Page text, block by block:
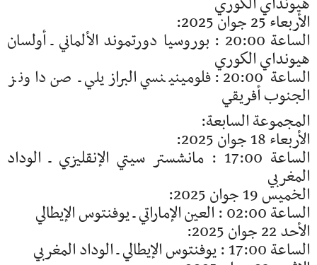
الأربعاء 25 جوان 2025:
الساعة 20:00 : بوروسيا دورتموند الألماني ـ أولسان
هيونداي الكوري
الساعة 20:00 : فلومينينسي البرازيلي ـ صن داونز
الجنوب أفريقي
المجموعة السابعة:
الأربعاء 18 جوان 2025:
الساعة 17:00 : مانشستر سيتي الإنقليزي ـ الوداد
المغربي
الخميس 19 جوان 2025:
الساعة 02:00 : العين الإماراتي ـ يوفنتوس الإيطالي
الأحد 22 جوان 2025:
الساعة 17:00 : يوفنتوس الإيطالي ـ الوداد المغربي